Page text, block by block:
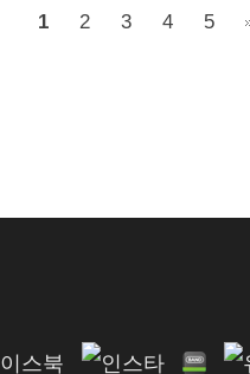
1 2 3 4 5